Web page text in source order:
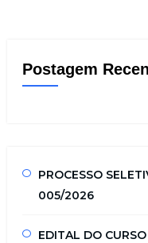
Postagem
PROCESSO
005/2026
EDITAL DO